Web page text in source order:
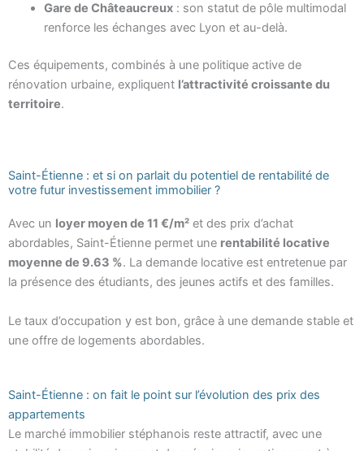
Gare de Châteaucreux: son statut de pôle multimodal
renforce les échanges avec Lyon et au-delà.
Ces équipements, combinés à une politique active de
rénovation urbaine, expliquent l’attractivité croissante du
territoire.
Saint-Étienne : et si on parlait du potentiel de rentabilité de
votre futur investissement immobilier ?
Avec un loyer moyen de 11 €/m² et des prix d’achat
abordables, Saint-Étienne permet une rentabilité locative
moyenne de 9.63 %. La demande locative est entretenue par
la présence des étudiants, des jeunes actifs et des familles.
Le taux d’occupation y est bon, grâce à une demande stable et
une offre de logements abordables.
Saint-Étienne : on fait le point sur l’évolution des prix des
appartements
Le marché immobilier stéphanois reste attractif, avec une